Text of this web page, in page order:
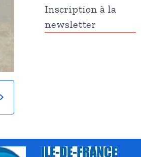
Inscription à la
newsletter